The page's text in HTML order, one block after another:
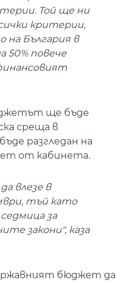
Той ще ни
критерии,
на България в
50% повече
ще бъде
среща в
разгледан на
от кабинета.
влезе в
тъй като
за
закони", каза
бюджет да